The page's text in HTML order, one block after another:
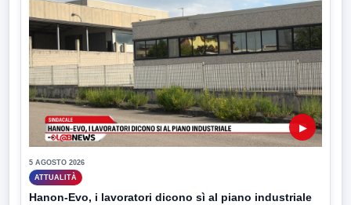
▶
5 AGOSTO 2026
ATTUALITÀ
Hanon-Evo, i lavoratori dicono sì al piano industriale